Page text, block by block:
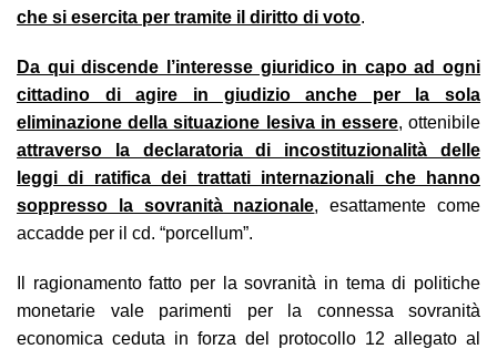
che si esercita per tramite il diritto di voto.
Da qui discende l’interesse giuridico in capo ad ogni
cittadino di agire in giudizio anche per la sola
eliminazione della situazione lesiva in essere, ottenibile
attraverso la declaratoria di incostituzionalità delle
leggi di ratifica dei trattati internazionali che hanno
soppresso la sovranità nazionale, esattamente come
accadde per il cd. “porcellum”.
Il ragionamento fatto per la sovranità in tema di politiche
monetarie vale parimenti per la connessa sovranità
economica ceduta in forza del protocollo 12 allegato al